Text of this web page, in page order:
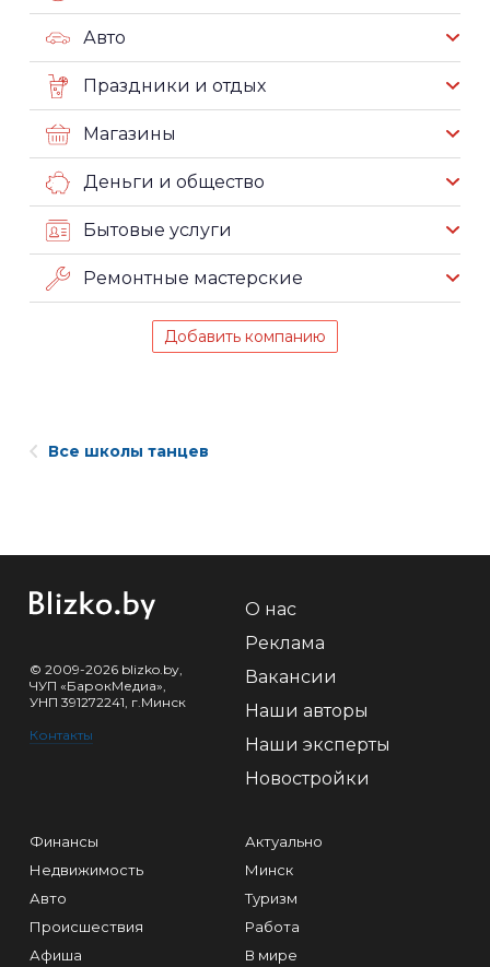
Авто
Праздники и отдых
Магазины
Деньги и общество
Бытовые услуги
Ремонтные мастерские
Добавить компанию
Все школы танцев
© 2009-2026 blizko.by,
ЧУП «БарокМедиа»,
УНП 391272241, г.Минск
Контакты
О нас
Реклама
Вакансии
Наши авторы
Наши эксперты
Новостройки
Финансы
Недвижимость
Авто
Происшествия
Афиша
Актуально
Минск
Туризм
Работа
В мире